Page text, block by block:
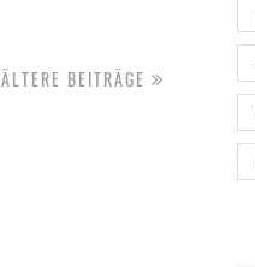
ÄLTERE BEITRÄGE